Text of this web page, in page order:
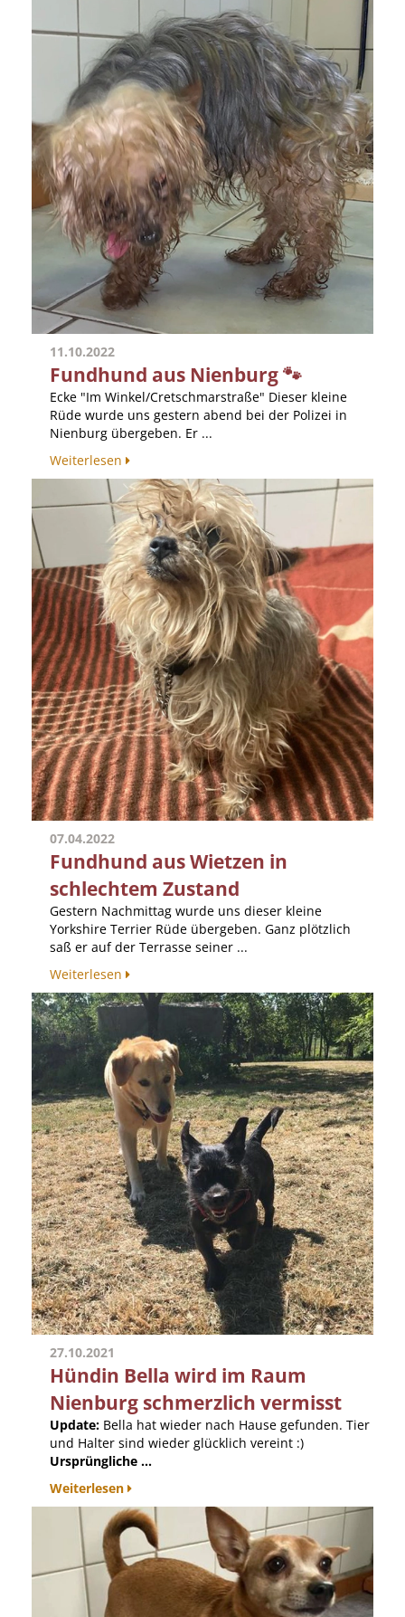
11.10.2022
Fundhund aus Nienburg 🐾
Ecke "Im Winkel/Cretschmarstraße" Dieser kleine
Rüde wurde uns gestern abend bei der Polizei in
Nienburg übergeben. Er ...
Weiterlesen
07.04.2022
Fundhund aus Wietzen in
schlechtem Zustand
Gestern Nachmittag wurde uns dieser kleine
Yorkshire Terrier Rüde übergeben. Ganz plötzlich
saß er auf der Terrasse seiner ...
Weiterlesen
27.10.2021
Hündin Bella wird im Raum
Nienburg schmerzlich vermisst
Update: Bella hat wieder nach Hause gefunden. Tier
und Halter sind wieder glücklich vereint :)
Ursprüngliche ...
Weiterlesen